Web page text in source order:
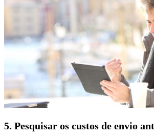
5. Pesquisar os custos de envio